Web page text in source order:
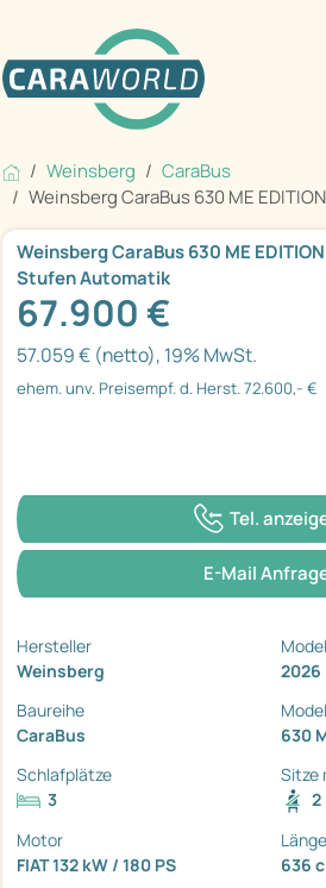
Weinsberg
CaraBus
Weinsberg CaraBus 630 ME
Weinsberg CaraBus 630 ME
Stufen Automatik
67.900 €
57.059 € (netto), 19% MwSt.
ehem. unv. Preisempf. d. Herst. 72.600,- €
Tel.
E-Mail
Hersteller
Weinsberg
2026
Baureihe
CaraBus
630
Schlafplätze
3
Sitze
2
Motor
FIAT 132 kW / 180 PS
Länge
636